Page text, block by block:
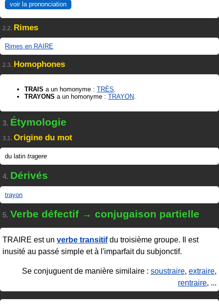
voir la prononciation
2.2. Rimes
Rimes en RAIRE
2.3. Homophones
TRAIS a un homonyme : TRÈS.
TRAYONS a un homonyme : TRAYON.
3. Étymologie
3.1. Origine du mot
du latin tragere
4. Dérivés
trayon
5. Verbe défectif → conjugaison partielle
TRAIRE est un verbe transitifdu troisième groupe. Il est
inusité au passé simple et à l'imparfait du subjonctif.
Se conjuguent de manière similaire : soustraire, extraire,
rentraire, ...